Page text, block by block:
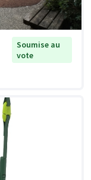
Soumise au
vote